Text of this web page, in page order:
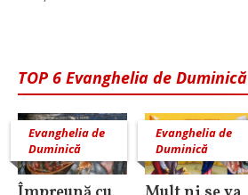
TOP 6 Evanghelia de Duminică
Evanghelia de
Duminică
Evanghelia de
Duminică